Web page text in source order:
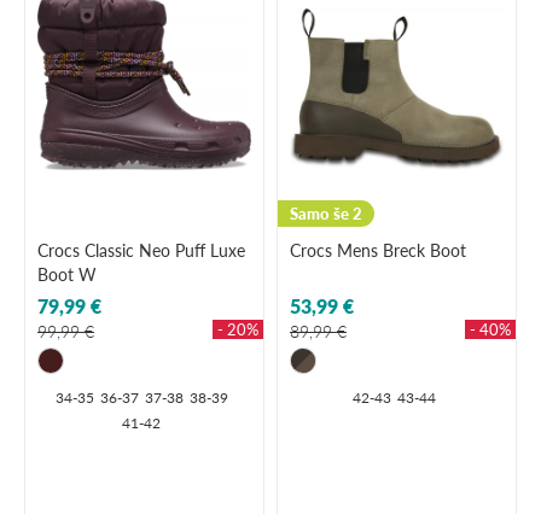
Crocs Classic Neo Puff Luxe
Boot W
79,99 €
99,99 € - 20%
34-35 36-37 37-38 38-39
41-42
Samo še 2
Crocs Mens Breck Boot
53,99 €
89,99 € - 40%
42-43 43-44